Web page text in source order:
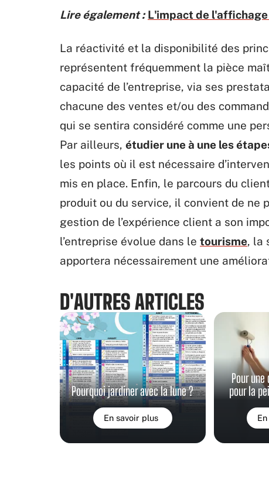
Lire également : L'impact de
La réactivité et la disponibilité des
représentent fréquemment la pièce
capacité de l’entreprise, via ses
chacune des ventes et/ou des
qui se sentira considéré comme une
Par ailleurs, étudier une à une les
les points où il est nécessaire
mis en place. Enfin, le parcours du
produit ou du service, il convient de ne
gestion de l’expérience client a son
l’entreprise évolue dans le tourisme, la
apportera nécessairement une
D'AUTRES ARTICLES
Pourquoi jardiner avec la lune ?
En savoir plus
Pour
pour la